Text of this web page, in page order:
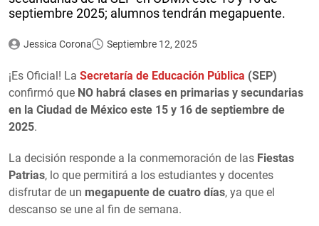
septiembre 2025; alumnos tendrán megapuente.
Jessica Corona Septiembre 12, 2025
¡Es Oficial! La Secretaría de Educación Pública (SEP)
confirmó que NO habrá clases en primarias y secundarias
en la Ciudad de México este 15 y 16 de septiembre de
2025.
La decisión responde a la conmemoración de las Fiestas
Patrias, lo que permitirá a los estudiantes y docentes
disfrutar de un megapuente de cuatro días, ya que el
descanso se une al fin de semana.